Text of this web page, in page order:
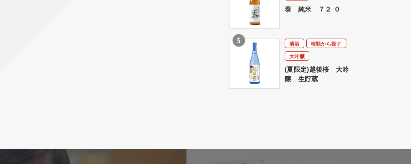
泰 純米 ７２ ０
清酒
種類から探す
大吟醸
(夏限定)越後桜 大吟
醸 生貯蔵